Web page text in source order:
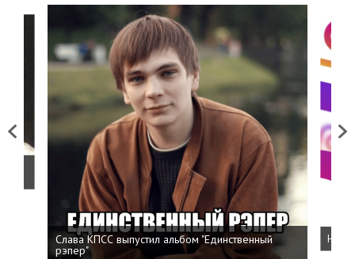
Previous
Слава КПСС выпустил альбом "Единственный
рэпер"
Next